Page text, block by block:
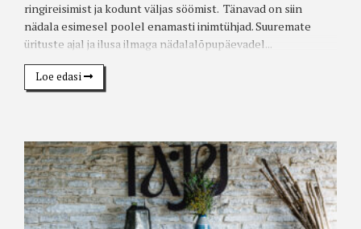
ringireisimist ja kodunt väljas söömist. Tänavad on siin
nädala esimesel poolel enamasti inimtühjad. Suuremate
ürituste ajal ja ilusa ilmaga nädalalõpupäevadel...
Loe edasi